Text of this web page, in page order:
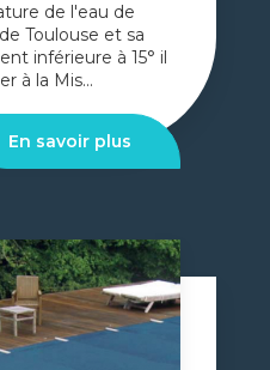
de l'eau de
Toulouse et sa
inférieure à 15° il
à la Mis...
En savoir plus